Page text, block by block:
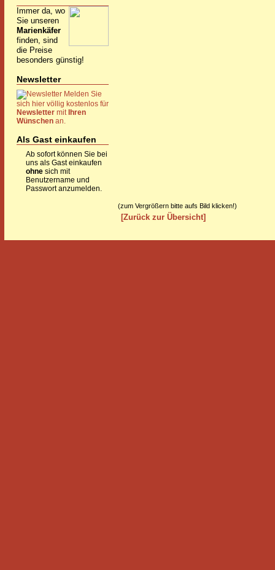
Immer da, wo
Sie unseren
Marienkäfer
finden, sind
die Preise
besonders günstig!
Newsletter
Melden Sie
sich hier völlig kostenlos für
Newsletter mit Ihren
Wünschen an.
Als Gast einkaufen
Ab sofort können Sie bei
uns als Gast einkaufen
ohne sich mit
Benutzername und
Passwort anzumelden.
(zum Vergrößern bitte aufs Bild klicken!)
[Zurück zur Übersicht]